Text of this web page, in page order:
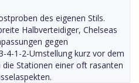
des eigenen Stils.
Halbverteidiger, Chelseas
gegen
4-1-2-Umstellung kurz vor dem
Stationen einer oft rasanten